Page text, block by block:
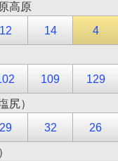
高原
12 14 4
109 129
尻）
29 32 26